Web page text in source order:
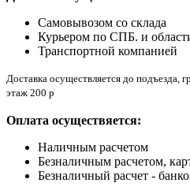
Самовывозом со склада
Курьером по СПБ. и
Транспортной компанией
Доставка осуществляется до подъезда,
этаж 200 р
Оплата осуществяется:
Наличным расчетом
Безналичным расчетом,
Безналичный расчет -